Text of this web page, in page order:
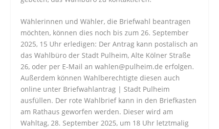
Wählerinnen und Wähler, die Briefwahl beantragen
möchten, können dies noch bis zum 26. September
2025, 15 Uhr erledigen: Der Antrag kann postalisch an
das Wahlbüro der Stadt Pulheim, Alte Kölner Straße
26, oder per E-Mail an wahlen@pulheim.de erfolgen.
Außerdem können Wahlberechtigte diesen auch
online unter Briefwahlantrag | Stadt Pulheim
ausfüllen. Der rote Wahlbrief kann in den Briefkasten
am Rathaus geworfen werden. Dieser wird am
Wahltag, 28. September 2025, um 18 Uhr letztmalig